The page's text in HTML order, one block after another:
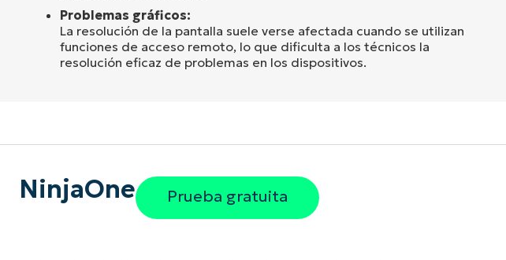
Problemas gráficos:
La resolución de la pantalla suele verse afectada cuando se utilizan
funciones de acceso remoto, lo que dificulta a los técnicos la
resolución eficaz de problemas en los dispositivos.
NinjaOne Prueba gratuita